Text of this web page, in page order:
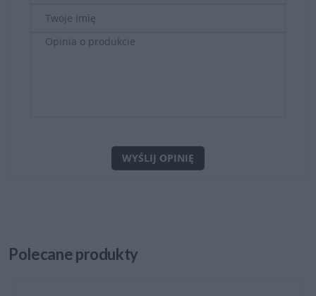
WYŚLIJ OPINIĘ
Polecaneprodukty